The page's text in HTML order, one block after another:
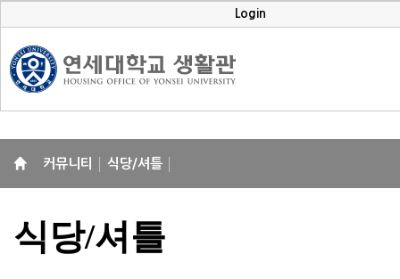
Login
커뮤니티 식당/셔틀
식당/셔틀